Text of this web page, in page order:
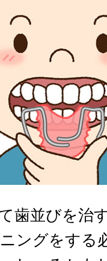
歯並びを治
ングをする